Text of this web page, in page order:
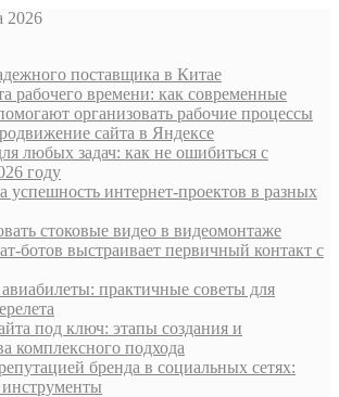
2026
поставщика в Китае
рабочего времени: как современные
организовать рабочие процессы
сайта в Яндексе
любых задач: как не ошибиться с
году
успешность интернет-проектов в разных
стоковые видео в видеомонтаже
ботов выстраивает первичный контакт с
практичные советы для
под ключ: этапы создания и
комплексного подхода
бренда в социальных сетях: